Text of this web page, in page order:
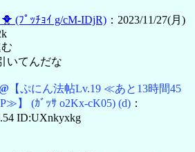
🐥 (ﾌﾟｯﾁｮｲ g/cM-IDjR) ：2023/11/27(月)
いてんだな
【ぷにん法帖Lv.19 ≪あと13時間45
】
(ｶﾞｯｻ o2Kx-cK05) (d) ：
ID:UXnkyxkg